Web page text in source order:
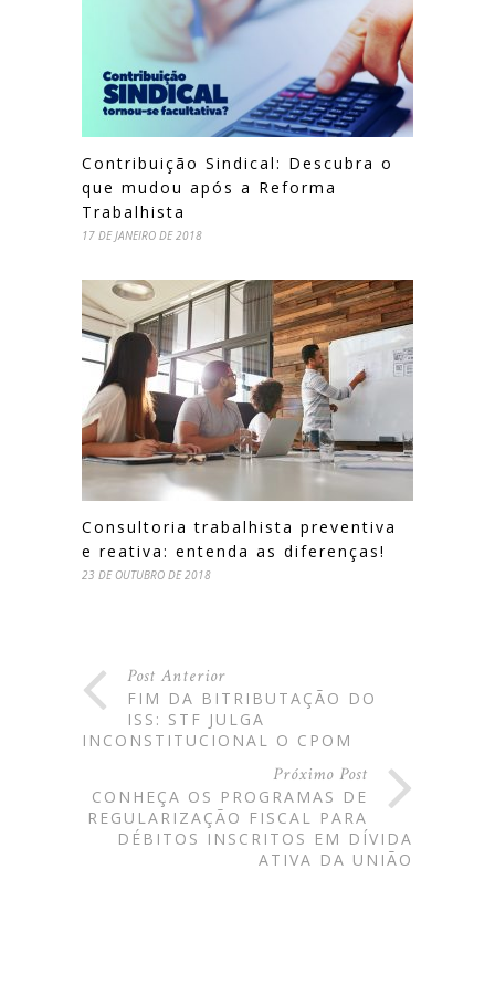
Contribuição Sindical: Descubra o
que mudou após a Reforma
Trabalhista
17 DE JANEIRO DE 2018
Consultoria trabalhista preventiva
e reativa: entenda as diferenças!
23 DE OUTUBRO DE 2018
Post Anterior
FIM DA BITRIBUTAÇÃO DO
ISS: STF JULGA
INCONSTITUCIONAL O CPOM
Próximo Post
CONHEÇA OS PROGRAMAS DE
REGULARIZAÇÃO FISCAL PARA
DÉBITOS INSCRITOS EM DÍVIDA
ATIVA DA UNIÃO